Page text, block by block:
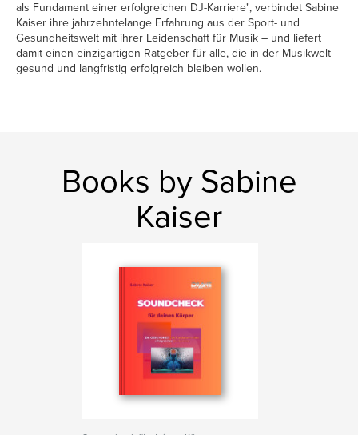
als Fundament einer erfolgreichen DJ-Karriere", verbindet Sabine
Kaiser ihre jahrzehntelange Erfahrung aus der Sport- und
Gesundheitswelt mit ihrer Leidenschaft für Musik – und liefert
damit einen einzigartigen Ratgeber für alle, die in der Musikwelt
gesund und langfristig erfolgreich bleiben wollen.
Books by Sabine
Kaiser